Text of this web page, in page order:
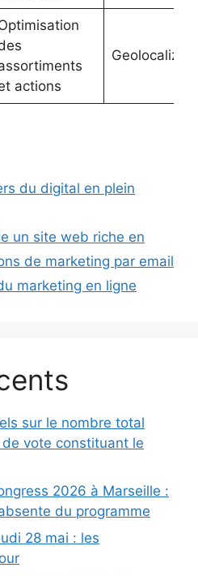
actions
Geolocaliz
du digital en plein
un site web riche en
de marketing par email
marketing en ligne
sur le nombre total
vote constituant le
2026 à Marseille :
du programme
28 mai : les